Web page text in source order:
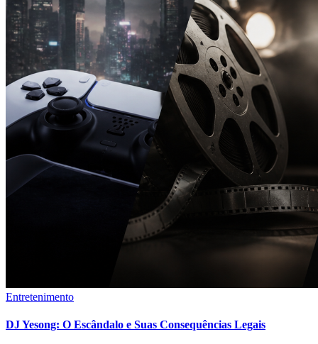
Entretenimento
DJ Yesong: O Escândalo e Suas Consequências Legais